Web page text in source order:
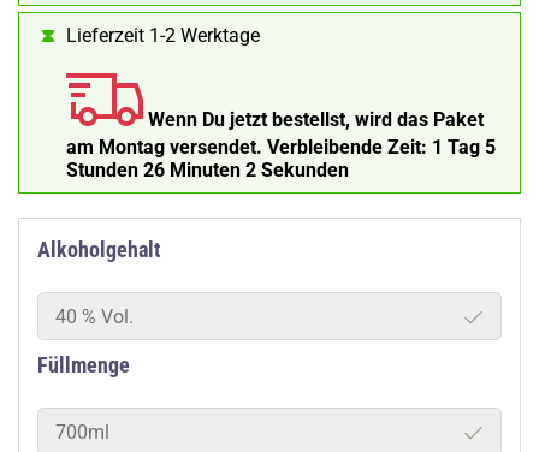
Lieferzeit 1-2 Werktage
Wenn Du jetzt bestellst, wird das Paket
am Montag versendet. Verbleibende Zeit: 1 Tag 5
Stunden 26 Minuten 1 Sekunde
Alkoholgehalt
40 % Vol.
Füllmenge
700ml